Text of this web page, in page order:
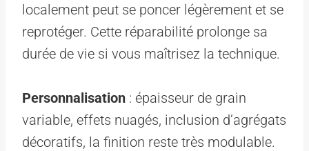
localement peut se poncer légèrement et se
reprotéger. Cette réparabilité prolonge sa
durée de vie si vous maîtrisez la technique.
Personnalisation : épaisseur de grain
variable, effets nuagés, inclusion d’agrégats
décoratifs, la finition reste très modulable.